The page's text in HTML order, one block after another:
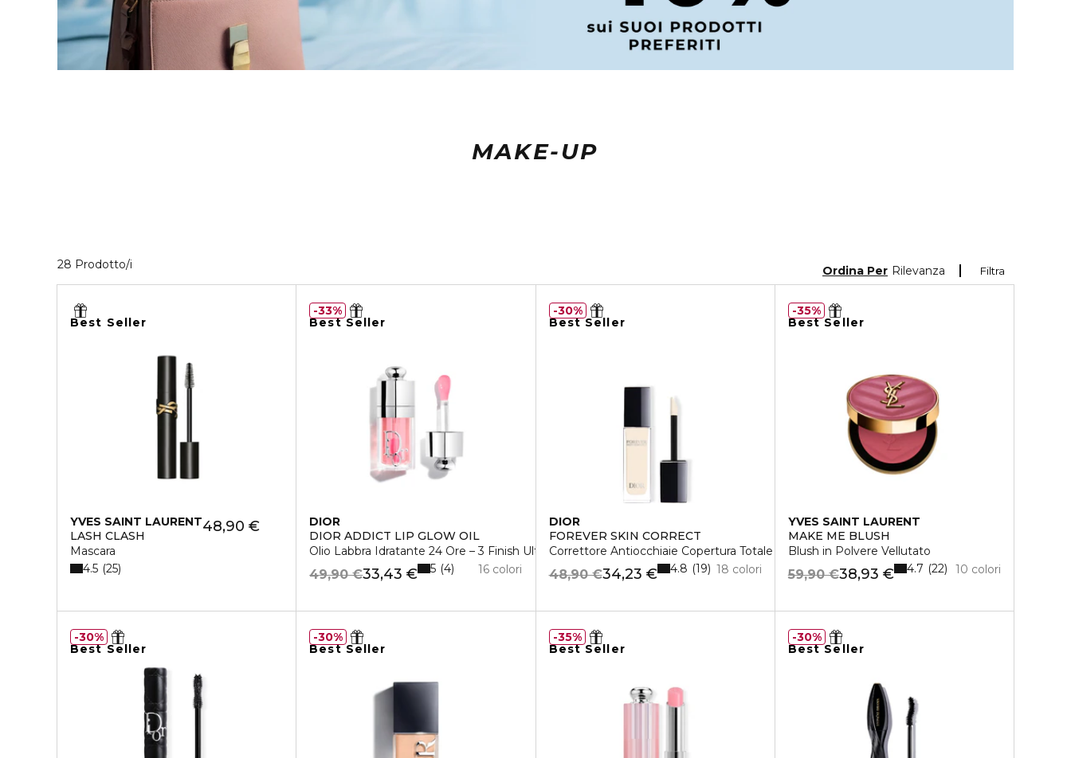
MAKE-UP
28 Prodotto/i Filtra
Ordina Per Rilevanza
Best Seller
YVES SAINT LAURENT
LASH CLASH
Mascara
48,90 €
4.5 25
Best Seller
DIOR
DIOR ADDICT LIP GLOW OIL
Olio Labbra Idratante 24 Ore – 3 Finish Ultra-Brillanti
33,43 €
49,90 € 16 colori
5 4
33%
Best Seller
DIOR
FOREVER SKIN CORRECT
Correttore Antiocchiaie Copertura Totale
34,23 €
48,90 € 18 colori
4.8 19
30%
Best Seller
YVES SAINT LAURENT
MAKE ME BLUSH
Blush in Polvere Vellutato
38,93 €
59,90 € 10 colori
4.7 22
35%
Best Seller
30%
Best Seller
30%
Best Seller
35%
Best Seller
30%